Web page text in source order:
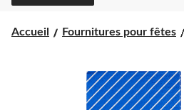
pour
Accueil Fournitures pour fêtes